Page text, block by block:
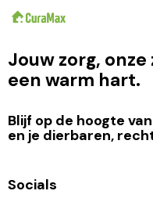
Jouw zorg,
een warm hart.
Blijf op de hoogte
en je dierbaren,
Socials